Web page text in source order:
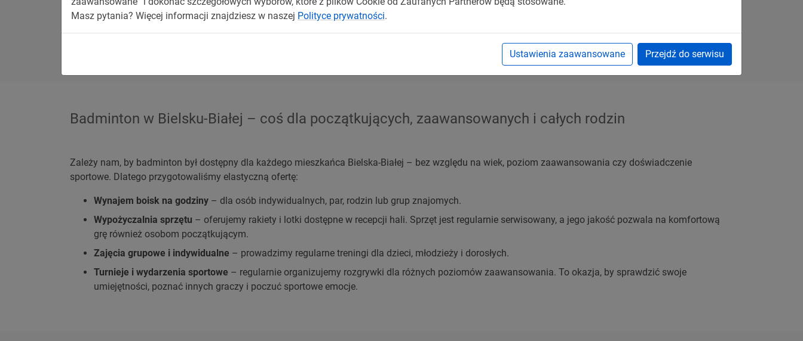
Możliwość gry przez cały dzień, również wieczorami, przy zachowaniu pełnego komfortu wzrokowego.
System jest energooszczędny i bezpieczny – oświetlenie nagrzewa się minimalnie, co zwiększa komfort gry w zamkniętym obiekcie.
Badminton w Bielsku-Białej – coś dla początkujących, zaawansowanych i całych rodzin
Zależy nam, by badminton był dostępny dla każdego mieszkańca Bielska-Białej – bez względu na wiek, poziom zaawansowania czy doświadczenie
sportowe. Dlatego przygotowaliśmy elastyczną ofertę:
Wynajem boisk na godziny – dla osób indywidualnych, par, rodzin lub grup znajomych.
Wypożyczalnia sprzętu – oferujemy rakiety i lotki dostępne w recepcji hali. Sprzęt jest regularnie serwisowany, a jego jakość pozwala na komfortową
grę również osobom początkującym.
Zajęcia grupowe i indywidualne – prowadzimy regularne treningi dla dzieci, młodzieży i dorosłych.
Turnieje i wydarzenia sportowe – regularnie organizujemy rozgrywki dla różnych poziomów zaawansowania. To okazja, by sprawdzić swoje
umiejętności, poznać innych graczy i poczuć sportowe emocje.
Masz pytania? Więcej informacji znajdziesz w naszej Polityce prywatności.
Ustawienia zaawansowane Przejdź do serwisu